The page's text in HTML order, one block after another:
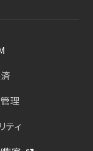
理
ティ